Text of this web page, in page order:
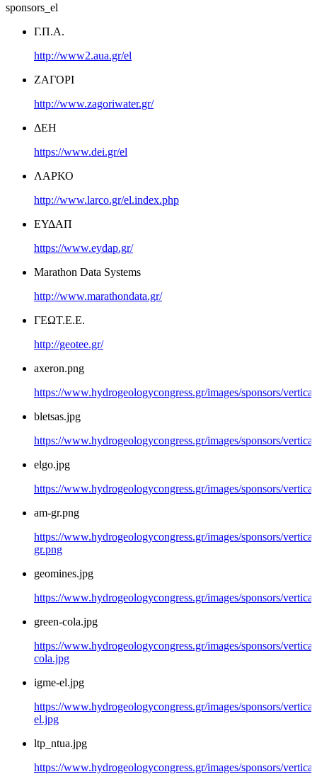
sponsors_el
Γ.Π.Α.
http://www2.aua.gr/el
ΖΑΓΟΡΙ
http://www.zagoriwater.gr/
ΔΕΗ
https://www.dei.gr/el
ΛΑΡΚΟ
http://www.larco.gr/el.index.php
ΕΥΔΑΠ
https://www.eydap.gr/
Marathon Data Systems
http://www.marathondata.gr/
ΓΕΩΤ.Ε.Ε.
http://geotee.gr/
axeron.png
https://www.hydrogeologycongress.gr/images/sponsors/
bletsas.jpg
https://www.hydrogeologycongress.gr/images/sponsors/
elgo.jpg
https://www.hydrogeologycongress.gr/images/sponsors/
am-gr.png
https://www.hydrogeologycongress.gr/images/sponsors/
gr.png
geomines.jpg
https://www.hydrogeologycongress.gr/images/sponsors/
green-cola.jpg
https://www.hydrogeologycongress.gr/images/sponsors/
cola.jpg
igme-el.jpg
https://www.hydrogeologycongress.gr/images/sponsors/
el.jpg
ltp_ntua.jpg
https://www.hydrogeologycongress.gr/images/sponsors/